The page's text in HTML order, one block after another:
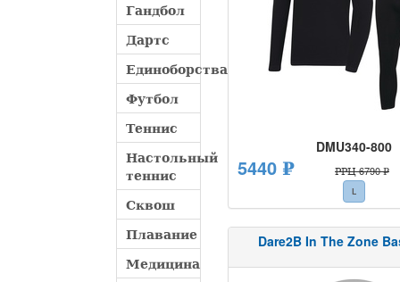
Гандбол
Дартс
Единоборства
Футбол
Теннис
Настольный
теннис
Сквош
Плавание
Медицина
DMU340-800
5440 ₽ РРЦ 6790 ₽
L
Dare2B In The Zone